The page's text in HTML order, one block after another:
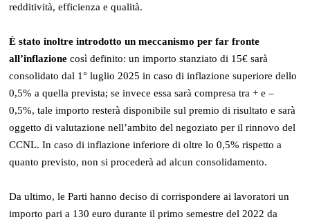
redditività, efficienza e qualità.
È stato inoltre introdotto un meccanismo per far fronte
all’inflazione così definito: un importo stanziato di 15€ sarà
consolidato dal 1° luglio 2025 in caso di inflazione superiore dello
0,5% a quella prevista; se invece essa sarà compresa tra + e –
0,5%, tale importo resterà disponibile sul premio di risultato e sarà
oggetto di valutazione nell’ambito del negoziato per il rinnovo del
CCNL. In caso di inflazione inferiore di oltre lo 0,5% rispetto a
quanto previsto, non si procederà ad alcun consolidamento.
Da ultimo, le Parti hanno deciso di corrispondere ai lavoratori un
importo pari a 130 euro durante il primo semestre del 2022 da